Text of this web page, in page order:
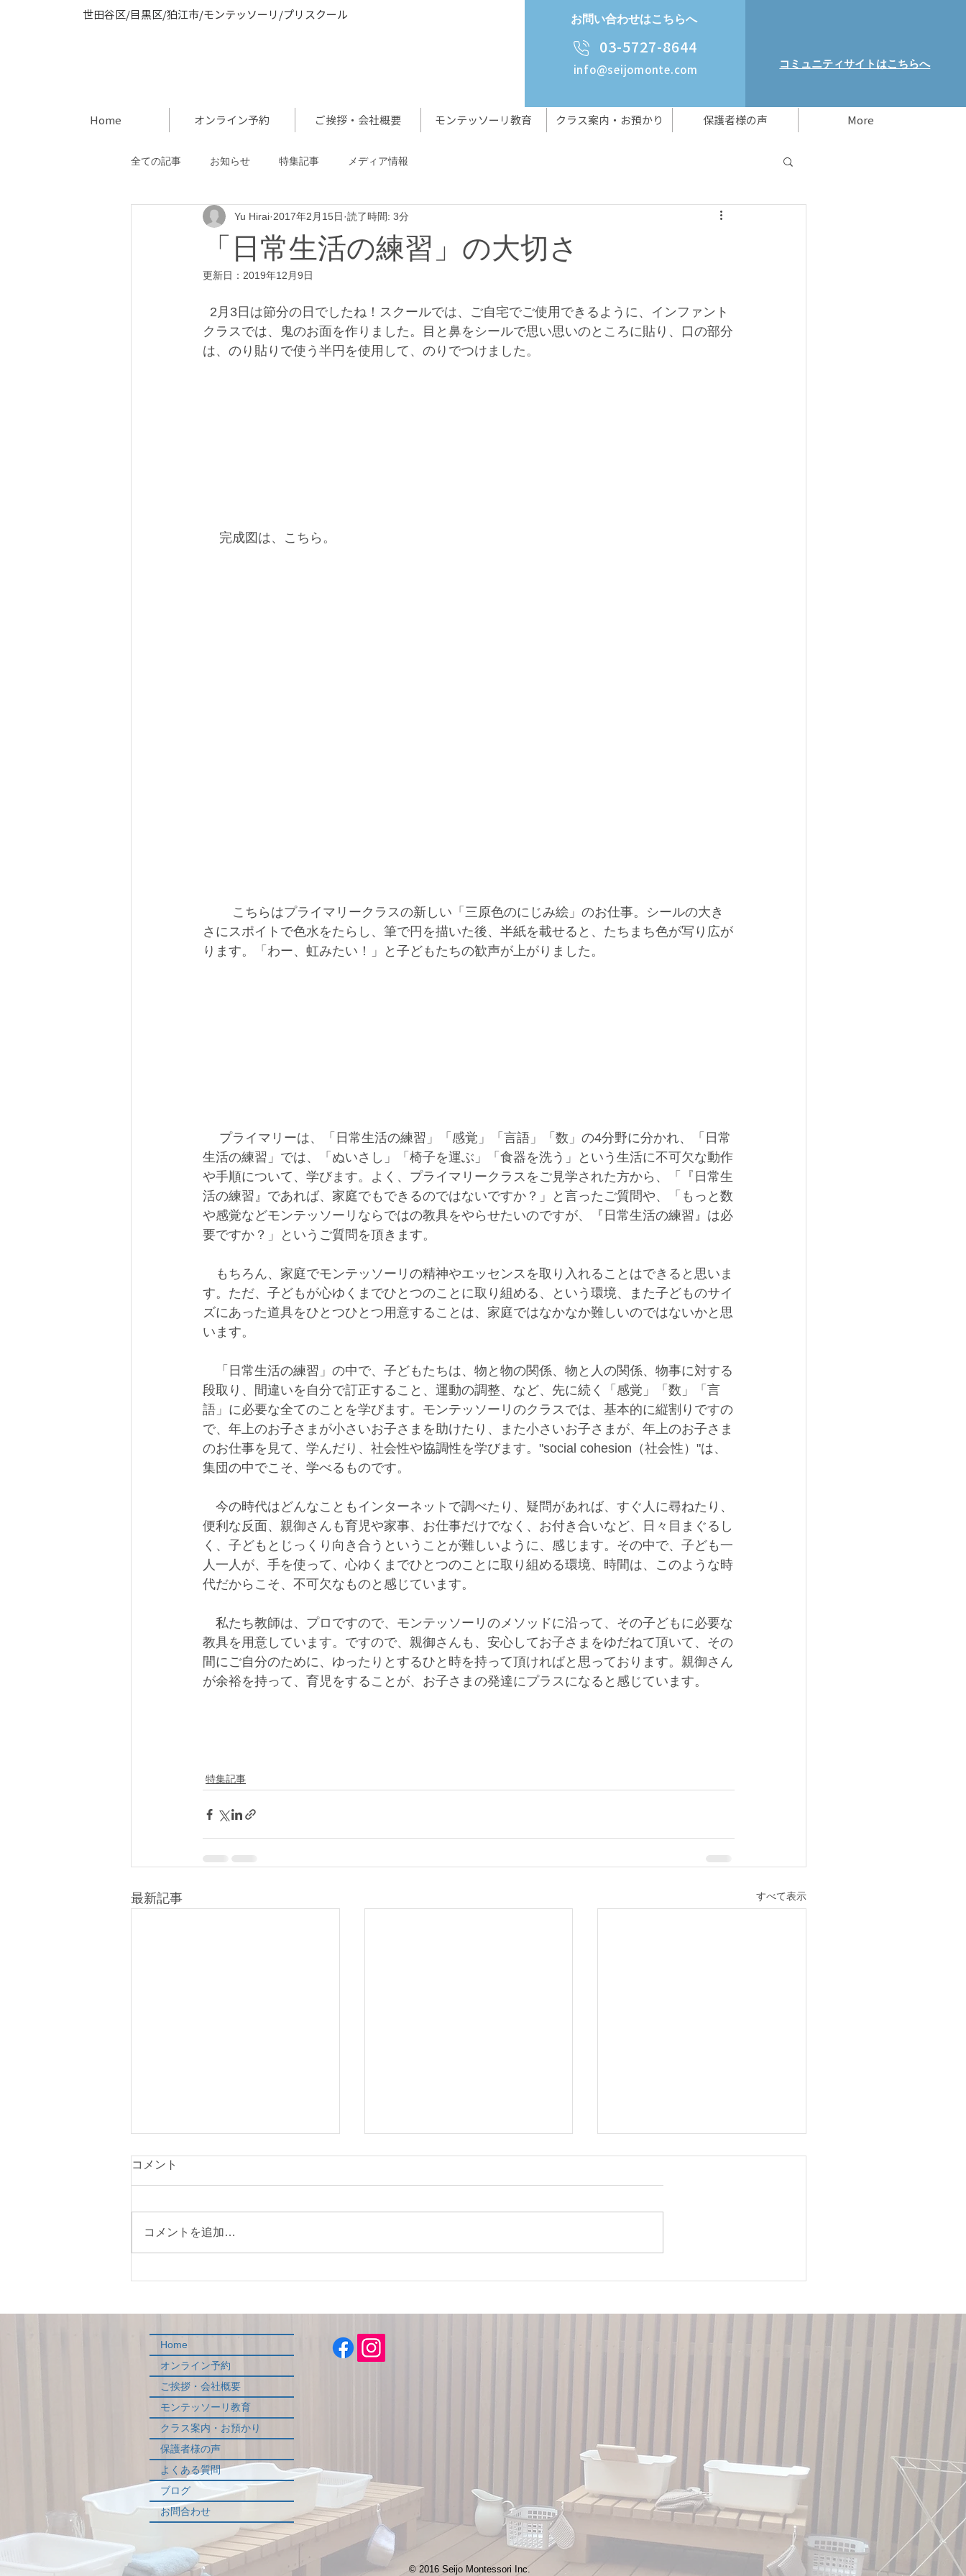
世田谷区/目黒区/狛江市/モンテッソーリ/プリスクール お問い合わせはこちらへ
03-5727-8644
info@seijomonte.com コミュニティサイトはこちらへ
Home オンライン予約 ご挨拶・会社概要 モンテッソーリ教育 クラス案内・お預かり 保護者様の声 More
全ての記事 お知らせ 特集記事 メディア情報
「日常生活の練習」の大切さ
Yu Hirai 2017年2月15日 読了時間: 3分
更新日： 2019年12月9日
クラスでは、鬼のお面を作りました。目と鼻をシールで思い思いのところに貼り、口の部分
は、のり貼りで使う半円を使用して、のりでつけました。
完成図は、こちら。
さにスポイトで色水をたらし、筆で円を描いた後、半紙を載せると、たちまち色が写り広が
ります。「わー、虹みたい！」と子どもたちの歓声が上がりました。
生活の練習」では、「ぬいさし」「椅子を運ぶ」「食器を洗う」という生活に不可欠な動作
や手順について、学びます。よく、プライマリークラスをご見学された方から、「『日常生
活の練習』であれば、家庭でもできるのではないですか？」と言ったご質問や、「もっと数
や感覚などモンテッソーリならではの教具をやらせたいのですが、『日常生活の練習』は必
要ですか？」というご質問を頂きます。
もちろん、家庭でモンテッソーリの精神やエッセンスを取り入れることはできると思いま
す。ただ、子どもが心ゆくまでひとつのことに取り組める、という環境、また子どものサイ
ズにあった道具をひとつひとつ用意することは、家庭ではなかなか難しいのではないかと思
います。
「日常生活の練習」の中で、子どもたちは、物と物の関係、物と人の関係、物事に対する
段取り、間違いを自分で訂正すること、運動の調整、など、先に続く「感覚」「数」「言
語」に必要な全てのことを学びます。モンテッソーリのクラスでは、基本的に縦割りですの
で、年上のお子さまが小さいお子さまを助けたり、また小さいお子さまが、年上のお子さま
のお仕事を見て、学んだり、社会性や協調性を学びます。"social cohesion（社会性）"は、
集団の中でこそ、学べるものです。
今の時代はどんなこともインターネットで調べたり、疑問があれば、すぐ人に尋ねたり、
便利な反面、親御さんも育児や家事、お仕事だけでなく、お付き合いなど、日々目まぐるし
く、子どもとじっくり向き合うということが難しいように、感じます。その中で、子ども一
人一人が、手を使って、心ゆくまでひとつのことに取り組める環境、時間は、このような時
代だからこそ、不可欠なものと感じています。
私たち教師は、プロですので、モンテッソーリのメソッドに沿って、その子どもに必要な
教具を用意しています。ですので、親御さんも、安心してお子さまをゆだねて頂いて、その
間にご自分のために、ゆったりとするひと時を持って頂ければと思っております。親御さん
が余裕を持って、育児をすることが、お子さまの発達にプラスになると感じています。
特集記事
最新記事 すべて表示
コメント
コメントを追加…
Home
オンライン予約
ご挨拶・会社概要
モンテッソーリ教育
クラス案内・お預かり
保護者様の声
よくある質問
ブログ
お問合わせ
© 2016 Seijo Montessori Inc.